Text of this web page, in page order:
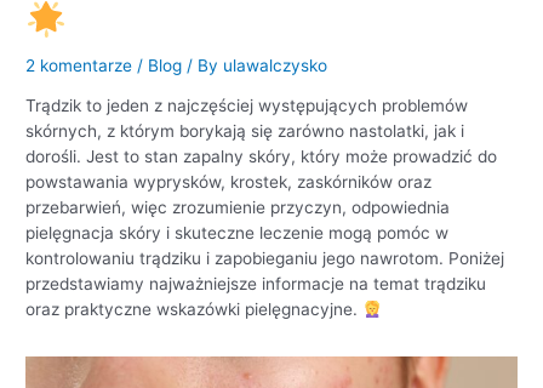
2 komentarze / Blog / By ulawalczysko
Trądzik to jeden z najczęściej występujących problemów
skórnych, z którym borykają się zarówno nastolatki, jak i
dorośli. Jest to stan zapalny skóry, który może prowadzić do
powstawania wyprysków, krostek, zaskórników oraz
przebarwień, więc zrozumienie przyczyn, odpowiednia
pielęgnacja skóry i skuteczne leczenie mogą pomóc w
kontrolowaniu trądziku i zapobieganiu jego nawrotom. Poniżej
przedstawiamy najważniejsze informacje na temat trądziku
oraz praktyczne wskazówki pielęgnacyjne.